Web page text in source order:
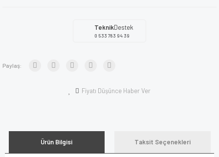
TeknikDestek
0 533 783 94 39
Paylaş:
Fiyatı Düşünce Haber Ver
Ürün Bilgisi Taksit Seçenekleri